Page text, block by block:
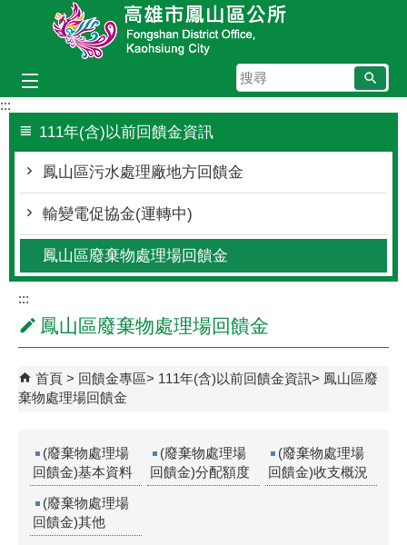
跳到主要內容區塊
搜
尋
:::
111年(含)以前回饋金資訊
鳳山區污水處理廠地方回饋金
輸變電促協金(運轉中)
鳳山區廢棄物處理場回饋金
:::
鳳山區廢棄物處理場回饋金
首頁 回饋金專區 111年(含)以前回饋金資訊
鳳山區廢
棄物處理場回饋金
(廢棄物處理場
回饋金)基本資料
(廢棄物處理場
回饋金)分配額度
(廢棄物處理場
回饋金)收支概況
(廢棄物處理場
回饋金)其他